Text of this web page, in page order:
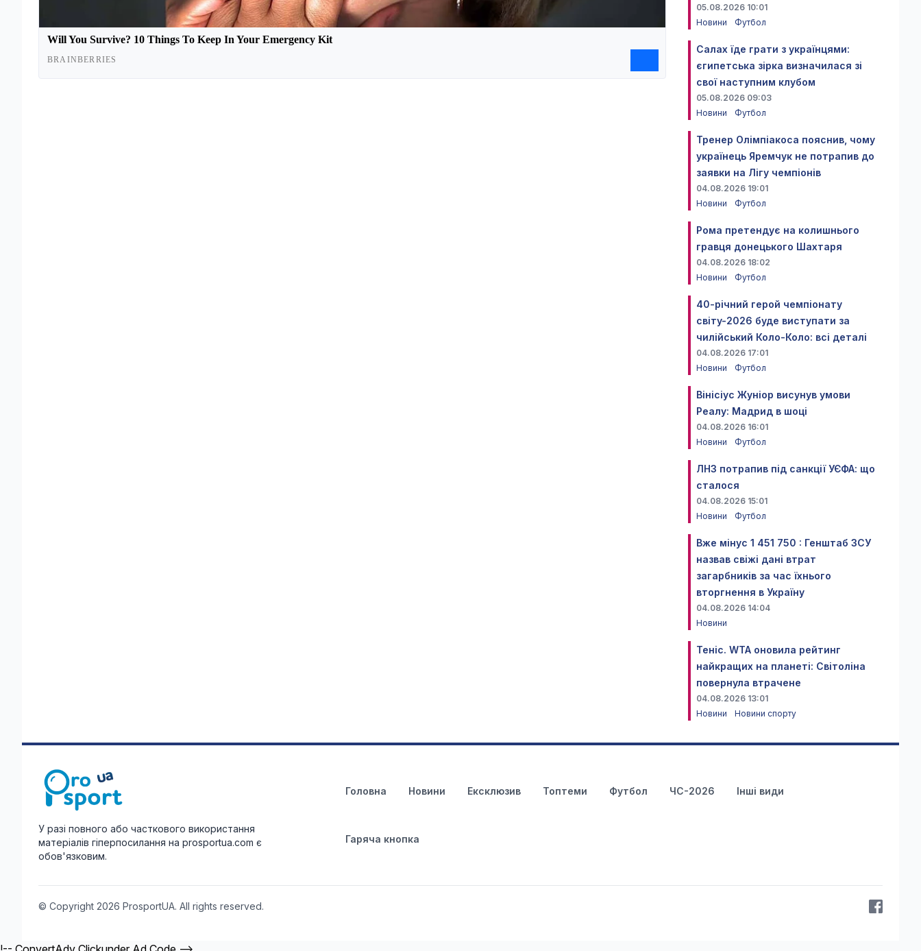
05.08.2026 10:01
Новини
Футбол
Салах їде грати з українцями:
єгипетська зірка визначилася зі
свої наступним клубом
05.08.2026 09:03
Новини
Футбол
Тренер Олімпіакоса пояснив, чому
українець Яремчук не потрапив до
заявки на Лігу чемпіонів
04.08.2026 19:01
Новини
Футбол
Рома претендує на колишнього
гравця донецького Шахтаря
04.08.2026 18:02
Новини
Футбол
40-річний герой чемпіонату
світу-2026 буде виступати за
чилійський Коло-Коло: всі деталі
04.08.2026 17:01
Новини
Футбол
Вінісіус Жуніор висунув умови
Реалу: Мадрид в шоці
04.08.2026 16:01
Новини
Футбол
ЛНЗ потрапив під санкції УЄФА: що
сталося
04.08.2026 15:01
Новини
Футбол
Вже мінус 1 451 750 : Генштаб ЗСУ
назвав свіжі дані втрат
загарбників за час їхнього
вторгнення в Україну
04.08.2026 14:04
Новини
Теніс. WTA оновила рейтинг
найкращих на планеті: Світоліна
повернула втрачене
04.08.2026 13:01
Новини
Новини спорту
У разі повного або часткового використання
матеріалів гіперпосилання на prosportua.com є
обов'язковим.
Головна Новини Ексклюзив Топтеми Футбол ЧС-2026 Інші види
Гаряча кнопка
© Copyright 2026 ProsportUA. All rights reserved.